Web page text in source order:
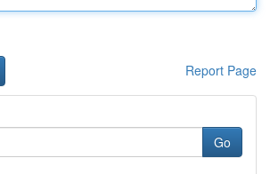
Report Page
Go